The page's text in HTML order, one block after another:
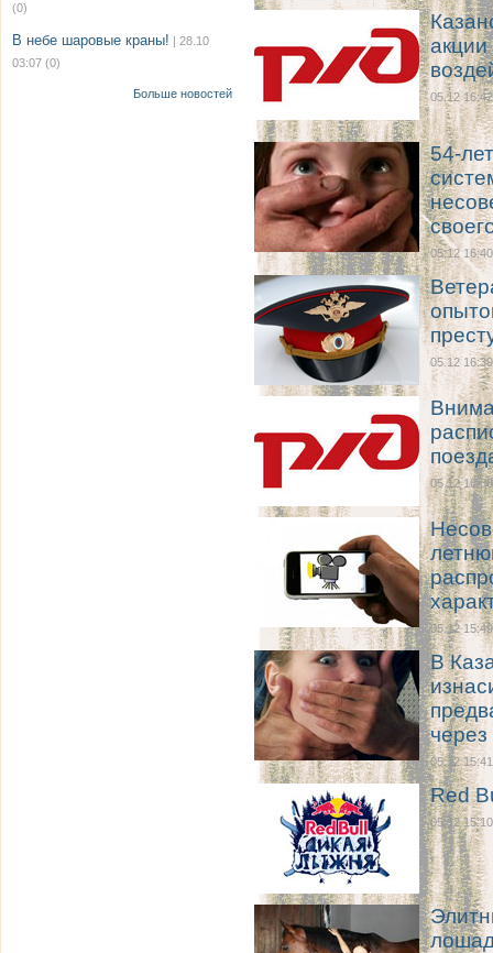
(0)
В небе шаровые краны! | 28.10
03:07 (0)
Больше новостей 05.12 16:42
54-
05.12 16:40
05.12 16:39
05.12 16:38
05.12 15:49
В
05.12 15:41
Red
05.12 15:10